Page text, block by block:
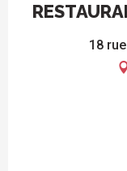
18